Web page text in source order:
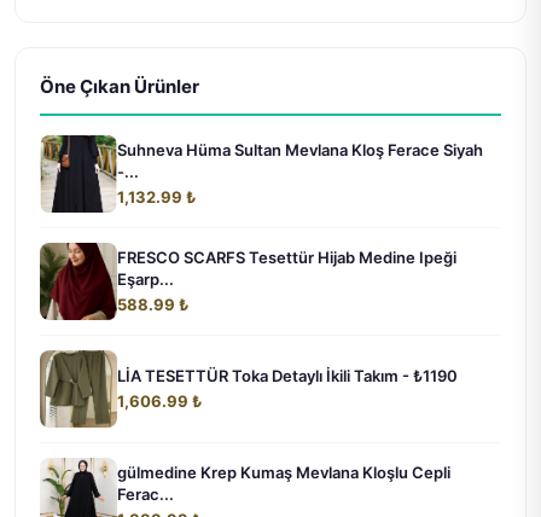
Öne Çıkan Ürünler
Suhneva Hüma Sultan Mevlana Kloş Ferace Siyah
-...
1,132.99 ₺
FRESCO SCARFS Tesettür Hijab Medine Ipeği
Eşarp...
588.99 ₺
LİA TESETTÜR Toka Detaylı İkili Takım - ₺1190
1,606.99 ₺
gülmedine Krep Kumaş Mevlana Kloşlu Cepli
Ferac...